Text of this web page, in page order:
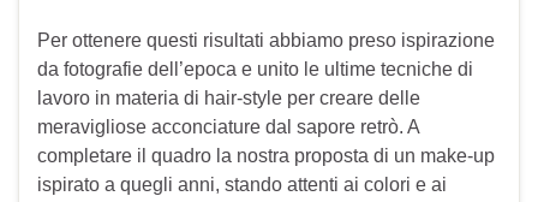
Per ottenere questi risultati abbiamo preso ispirazione
da fotografie dell’epoca e unito le ultime tecniche di
lavoro in materia di hair-style per creare delle
meravigliose acconciature dal sapore retrò. A
completare il quadro la nostra proposta di un make-up
ispirato a quegli anni, stando attenti ai colori e ai